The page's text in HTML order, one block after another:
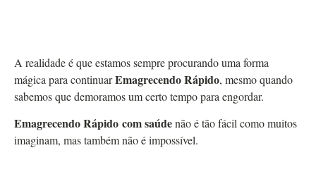
A realidade é que estamos sempre procurando uma forma
mágica para continuarEmagrecendo Rápido, mesmo quando
sabemos que demoramos um certo tempo para engordar.
Emagrecendo Rápido com saúdenão é tão fácil como muitos
imaginam, mas também não é impossível.